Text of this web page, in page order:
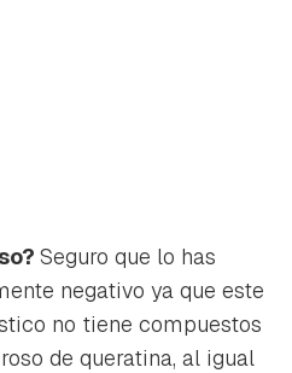
Seguro que lo has
negativo ya que este
no tiene compuestos
de queratina, al igual